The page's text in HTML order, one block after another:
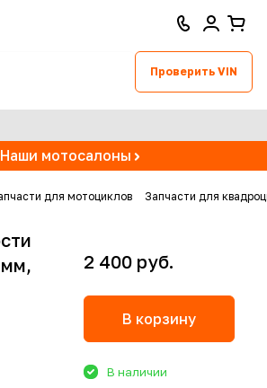
Проверить VIN
Наши мотосалоны
для мотоциклов Запчасти для
мм,
2 400 руб.
В корзину
В наличии